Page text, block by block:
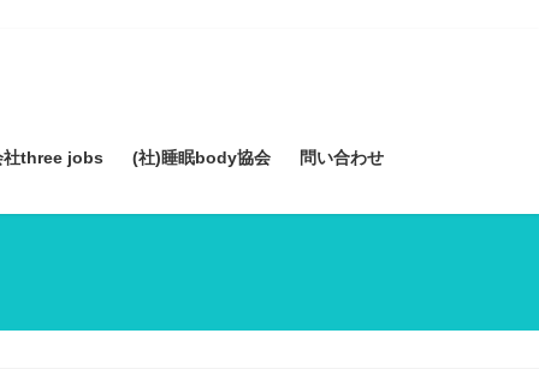
社three jobs (社)睡眠body協会 問い合わせ